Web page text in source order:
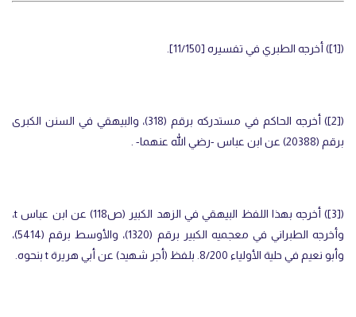
(
[1]) أخرجه الطبري في تفسيره [11/150].
(
[2]
) أخرجه الحاكم في مستدركه برقم (318)، والبيهقي في السنن الكبرى
برقم (20388) عن ابن عباس -رضي الله عنهما- .
(
[3]) أخرجه بهذا اللفظ البيهقي في الزهد الكبير (ص118) عن ابن عباس t،
وأخرجه الطبراني في معجميه الكبير برقم (1320)، والأوسط برقم (5414)،
وأبو نعيم في حلية الأولياء 8/200. بلفظ (أجر شهيد) عن أبي هريرة
tبنحوه.